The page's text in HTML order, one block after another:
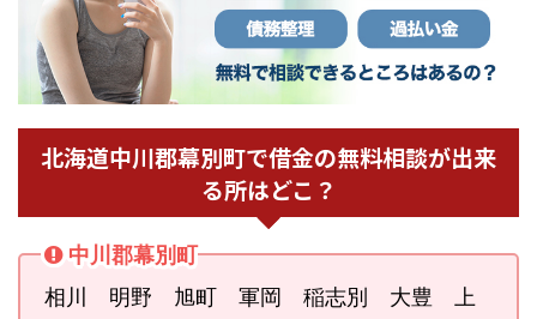
北海道中川郡幕別町で借金の無料相談が出来
る所はどこ？
中川郡幕別町
相川 明野 旭町 軍岡 稲志別 大豊 上